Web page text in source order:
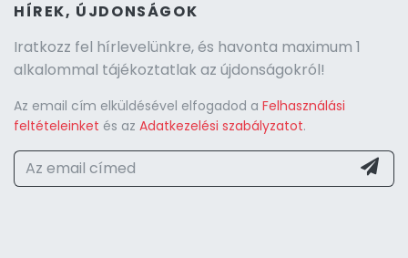
HÍREK, ÚJDONSÁGOK
Iratkozz fel hírlevelünkre, és havonta maximum 1
alkalommal tájékoztatlak az újdonságokról!
Az email cím elküldésével elfogadod a Felhasználási
feltételeinket és az Adatkezelési szabályzatot.